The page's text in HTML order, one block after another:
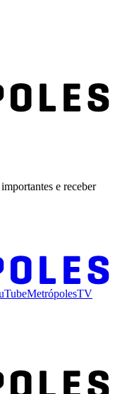
e receber
MetrópolesTV